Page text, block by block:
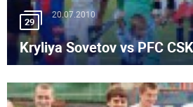
29
20.07.2010
Kryliya Sovetov vs PFC